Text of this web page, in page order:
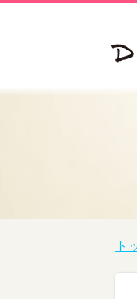
ト